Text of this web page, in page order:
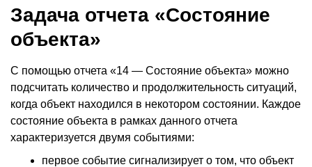
Задача отчета «Состояние
объекта»
С помощью отчета «14 — Состояние объекта» можно
подсчитать количество и продолжительность ситуаций,
когда объект находился в некотором состоянии. Каждое
состояние объекта в рамках данного отчета
характеризуется двумя событиями:
первое событие сигнализирует о том, что объект